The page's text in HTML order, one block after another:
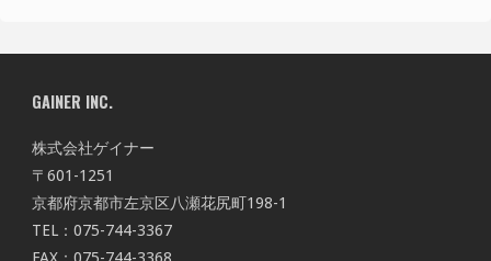
GAINER INC.
株式会社ゲイナー
〒601-1251
京都府京都市左京区八瀬花尻町198-1
TEL：075-744-3367
FAX：075-744-3368